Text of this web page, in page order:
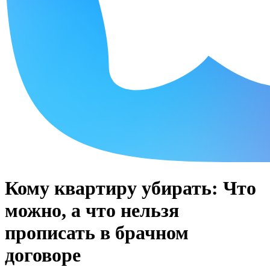
Кому квартиру убирать: Что
можно, а что нельзя
прописать в брачном
договоре